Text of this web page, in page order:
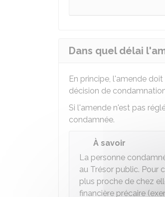
Dans quel délai
En principe, l'amende
décision de
Si l'amende n'est pas
condamnée.
À savoir
La personne
au Trésor public. Pour
plus proche de chez
financière précaire